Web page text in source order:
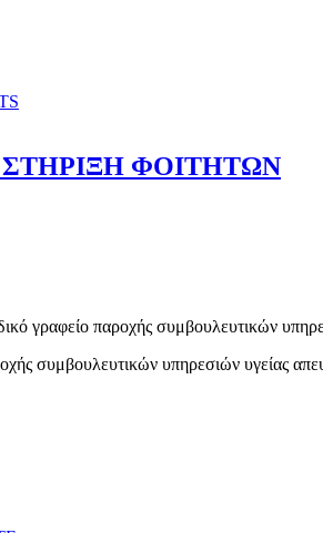
ΦΟΙΤΗΤΩΝ
γραφείο παροχής συμβουλευτικών
συμβουλευτικών υπηρεσιών υγείας